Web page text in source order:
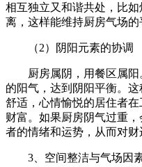
相互独立又和谐共处，比
离，这样能维持厨房气场的
（2）阴阳元素的协调
厨房属阴，用餐区属
的阳气，达到阴阳平衡。
舒适，心情愉悦的居住者
财富。如果厨房阴气过重
者的情绪和运势，从而对财
3、空间整洁与气场因